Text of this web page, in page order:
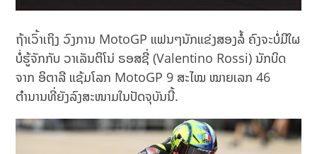
ຖ້າເວົ້າເຖິງ ວົງການ MotoGP ແຟນໆນັກແຂ່ງສອງລໍ້ ຄົງຈະບໍ່ມີໃຜ
ບໍ່ຮູ້ຈັກກັບ ວາເລັນຕິໂນ່ ຣອສຊີ່ (Valentino Rossi) ນັກບິດ
ຈາກ ອິຕາລີ ແຊ້ມໂລກ MotoGP 9 ສະໄໝ ໝາຍເລກ 46
ຕຳນານທີ່ຍັງລົງສະໜາມໃນປັດຈຸບັນນີ້.